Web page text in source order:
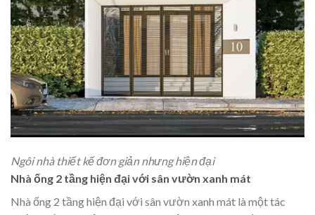
Ngôi nhà thiết kế đơn giản nhưng hiện đại
Nhà ống 2 tầng hiện đại với sân vườn xanh mát
Nhà ống 2 tầng hiện đại với sân vườn xanh mát là một tác